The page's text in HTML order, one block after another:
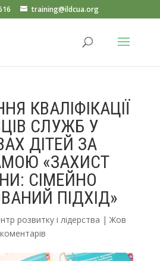
training@ildcua.org
КВАЛІФІКАЦІЇ
СЛУЖБ У
ДІТЕЙ ЗА
«ЗАХИСТ
СІМЕЙНО
ПІДХІД»
розвитку і лідерства | Жов